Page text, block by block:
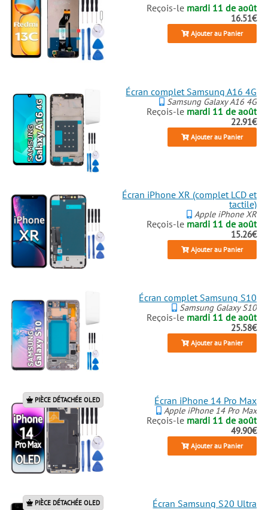
Reçois-le mardi 11 de août
16.51€
Ajouter au Panier
Écran complet Samsung A16 4G
Samsung Galaxy A16 4G
Reçois-le mardi 11 de août
22.91€
Ajouter au Panier
Écran iPhone XR (complet LCD et
tactile)
Apple iPhone XR
Reçois-le mardi 11 de août
15.26€
Ajouter au Panier
Écran complet Samsung S10
Samsung Galaxy S10
Reçois-le mardi 11 de août
25.58€
Ajouter au Panier
PIÈCE DÉTACHÉE OLED Écran iPhone 14 Pro Max
Apple iPhone 14 Pro Max
Reçois-le mardi 11 de août
49.90€
Ajouter au Panier
PIÈCE DÉTACHÉE OLED
Écran Samsung S20 Ultra